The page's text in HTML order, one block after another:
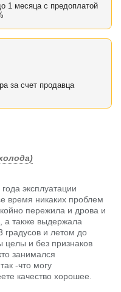
1 месяца с предоплатой
за счет продавца
эксплуатации
время никаких проблем
пережила и дрова и
а также выдержала
градусов и летом до
и без признаков
занимался
-что могу
качество хорошее.